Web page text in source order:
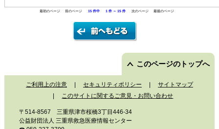
最初のページ 前のページ15 件中 1 件 ～ 15 件 次のページ 最後のページ
このページのトップへ
ご利用上の注意 セキュリティポリシー
サイトマップ
このサイトに関するご意見・お問い合わせ
〒514-8567 三重県津市桜橋3丁目446-34
公益財団法人 三重県救急医療情報センター